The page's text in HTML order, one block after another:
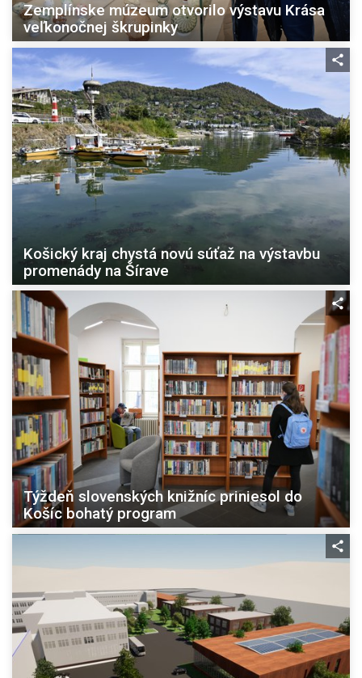
Zemplínske múzeum otvorilo výstavu Krása
veľkonočnej škrupinky
Košický kraj chystá novú súťaž na výstavbu
promenády na Šírave
Týždeň slovenských knižníc priniesol do
Košíc bohatý program